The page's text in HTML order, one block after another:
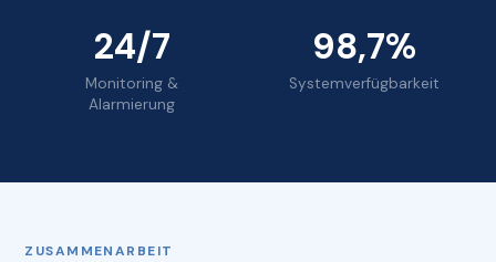
24/7
Monitoring &
Alarmierung
98,7%
Systemverfügbarkeit
ZUSAMMENARBEIT